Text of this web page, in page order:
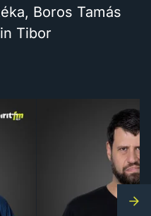
Boros Tamás
Tibor